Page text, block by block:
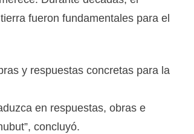
fueron fundamentales para el
y respuestas concretas para la
en respuestas, obras e
concluyó.